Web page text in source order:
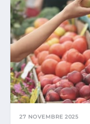
27 NOVEMBRE 2025